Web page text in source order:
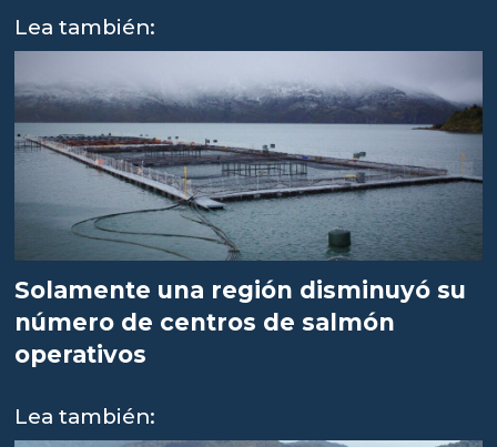
Lea también:
Solamente una región disminuyó su
número de centros de salmón
operativos
Lea también: